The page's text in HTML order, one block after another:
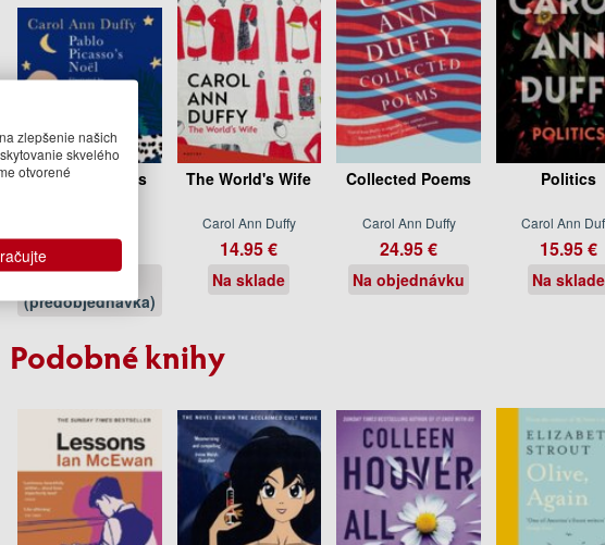
Pablo Picassos
(predobjednávka)
The World's Wife
Carol Ann Duffy
14.95 €
Na sklade
Collected Poems
Carol Ann Duffy
24.95 €
Na objednávku
Politics
Carol Ann
15.95 €
Na sklade
Podobné knihy
zlepšenie našich
skvelého
otvorené